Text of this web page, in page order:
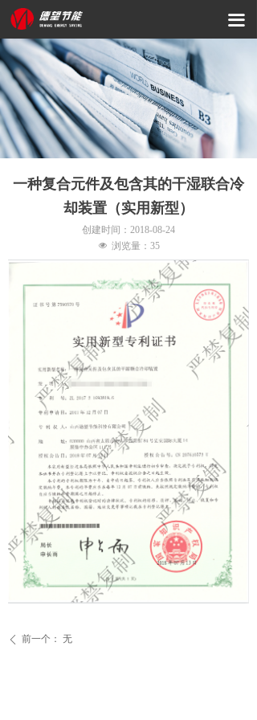
끀
网站首页
关于我们
产品服务
资质荣誉
新闻资讯
一种复合元件及包含其的干湿联合冷
却装置（实用新型）
ꄴ 前一个： 无
创建时间： 2018-08-24
넶 浏览量： 35